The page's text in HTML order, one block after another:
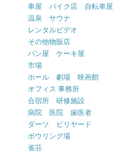
車屋 バイク店 自転車屋
温泉 サウナ
レンタルビデオ
その他物販店
パン屋 ケーキ屋
市場
ホール 劇場 映画館
オフィス 事務所
合宿所 研修施設
病院 医院 歯医者
ダーツ ビリヤード
ボウリング場
雀荘